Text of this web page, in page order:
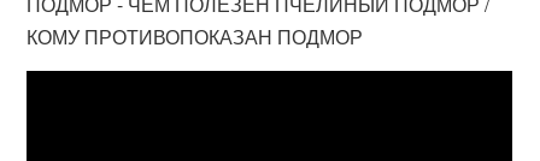
КОМУ ПРОТИВОПОКАЗАН ПОДМОР